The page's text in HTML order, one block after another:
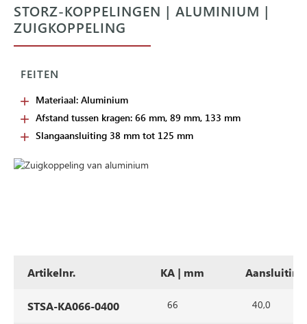
STORZ-KOPPELINGEN | ALUMINIUM |
ZUIGKOPPELING
FEITEN
Materiaal: Aluminium
Afstand tussen kragen: 66 mm, 89 mm, 133 mm
Slangaansluiting 38 mm tot 125 mm
Artikelnr. KA | mm
STSA-KA066-0400 66 40,0